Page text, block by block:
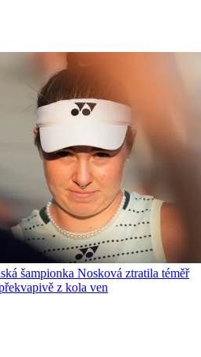
šampionka Nosková ztratila téměř
z kola ven